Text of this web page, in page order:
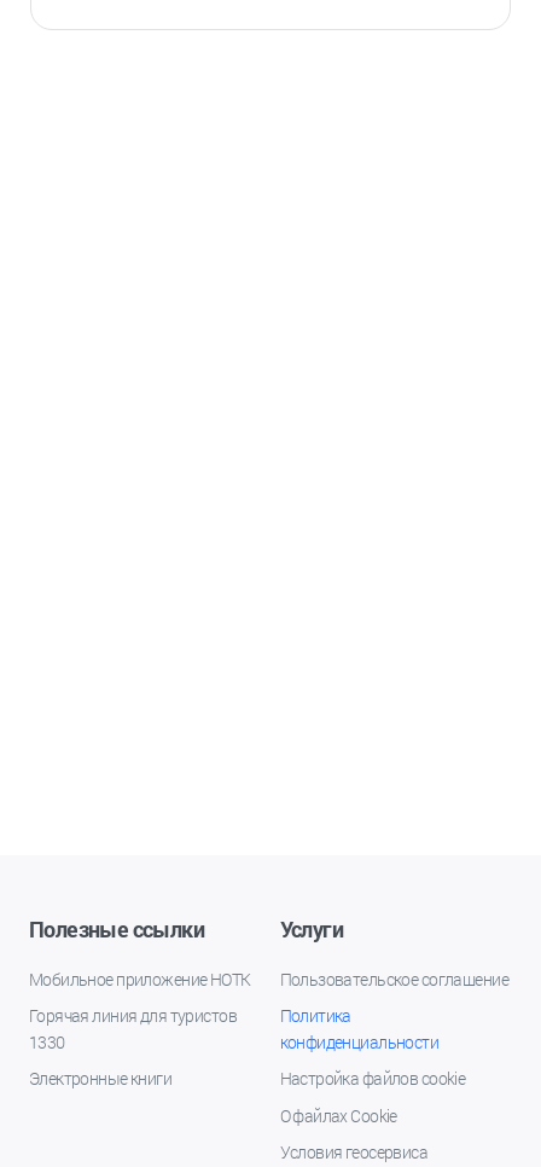
Полезные ссылки
Мобильное приложение НОТК
Горячая линия для туристов
1330
Электронные книги
Услуги
Пользовательское соглашение
Политика
конфиденциальности
Настройка файлов cookie
О файлах Cookie
Условия геосервиса